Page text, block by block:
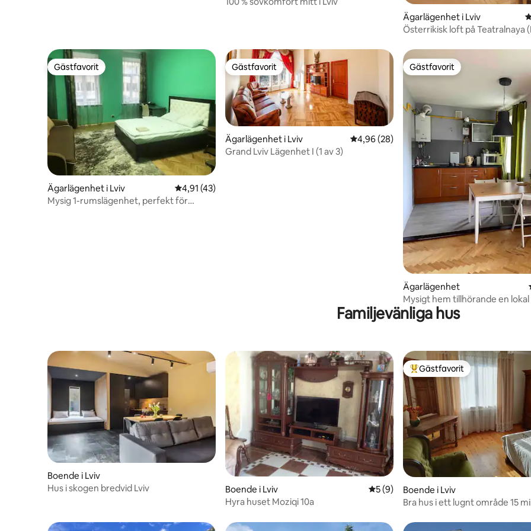
Ägarlägenhet i Lviv
Österrikisk loft på Teatralnaya
Gästfavorit
Gästfavorit
Ägarlägenhet i Lviv 4,91 av 5 i genomsnittligt betyg, 43 omdömen
4,91 (43)
Mysig 1-rumslägenhet, perfekt för
Gästfavorit
Gästfavorit
Ägarlägenhet i Lviv 4,96 av 5 i genomsnittligt betyg, 28
4,96 (28)
Grand Lviv Lägenhet I (1 av 3)
Gästfavorit
Gästfavorit
Ägarlägenhet
Mysigt hem tillhörande en
och schackentusiast
Familjevänliga hus
Boende i Lviv
Hus i skogen bredvid Lviv
Boende i Lviv 5 av 5 i genomsnittligt betyg, 9
5 (9)
Hyra huset Moziqi 10a
Populär gästfavorit
Gästfavorit
Boende i Lviv
Bra hus i ett lugnt område 15